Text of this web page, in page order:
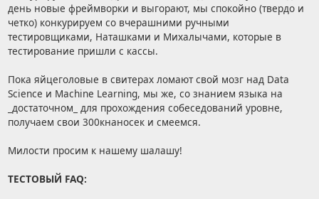
день новые фреймворки и выгорают, мы спокойно (твердо и
четко) конкурируем со вчерашними ручными
тестировщиками, Наташками и Михалычами, которые в
тестирование пришли с кассы.
Пока яйцеголовые в свитерах ломают свой мозг над Data
Science и Machine Learning, мы же, со знанием языка на
_достаточном_ для прохождения собеседований уровне,
получаем свои 300кнаносек и смеемся.
Милости просим к нашему шалашу!
ТЕСТОВЫЙ FAQ: